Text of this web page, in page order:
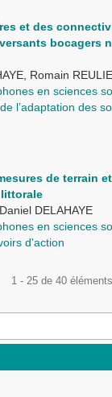
et des
bocagers
Romain
en sciences
l’adaptation des
de terrain
DELAHAYE
en sciences
d'action
1 - 25 de 40